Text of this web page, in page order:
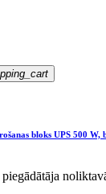
bloks UPS 500 W,